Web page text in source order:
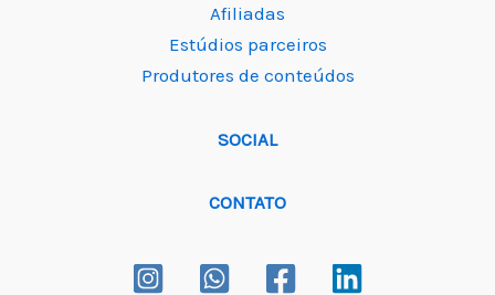
Afiliadas
Estúdios parceiros
Produtores de conteúdos
SOCIAL
CONTATO